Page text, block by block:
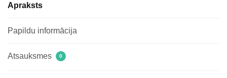
Apraksts
Papildu informācija
Atsauksmes 0